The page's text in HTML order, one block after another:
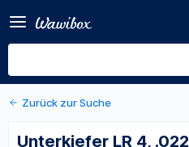
Zurück zur Suche
Unterkiefer LR 4, .022